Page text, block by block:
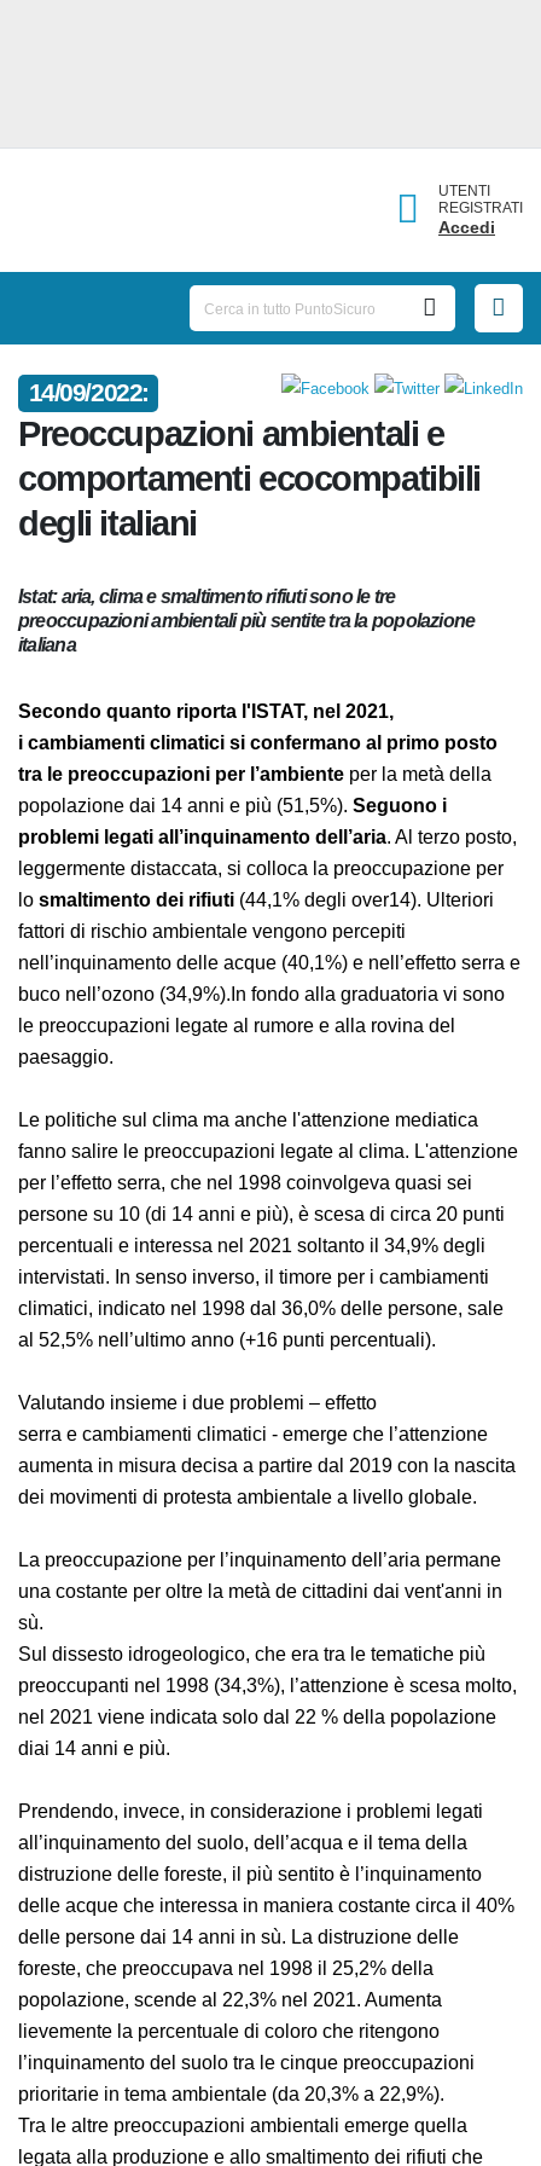
UTENTI
REGISTRATI
Accedi
14/09/2022:
Preoccupazioni ambientali e
comportamenti ecocompatibili
degli italiani
Istat: aria, clima e smaltimento rifiuti sono le tre
preoccupazioni ambientali più sentite tra la popolazione
italiana
Secondo quanto riporta l'ISTAT, nel 2021,
i cambiamenti climatici si confermano al primo
posto tra le preoccupazioni per l’ambienteper la
metà della popolazione dai 14 anni e più
(51,5%).Seguono i problemi legati all’inquinamento
dell’aria. Al terzo posto, leggermente distaccata, si
colloca la preoccupazione per losmaltimento dei
rifiuti(44,1% degli over14). Ulteriori fattori di rischio
ambientale vengono percepiti nell’inquinamento delle
acque (40,1%) e nell’effetto serra e buco nell’ozono
(34,9%).In fondo alla graduatoria vi sono le
preoccupazioni legate al rumore e alla rovina del
Le politiche sul clima ma anche l'attenzione mediatica
fanno salire le preoccupazioni legate al clima.
L'attenzione per l’effetto serra, che nel 1998
coinvolgeva quasi sei persone su 10 (di 14 anni e più), è
scesa di circa 20 punti percentuali e interessa nel 2021
soltanto il 34,9% degli intervistati. In senso inverso, il
timore per i cambiamenti climatici, indicato nel 1998
(+16 punti percentuali).
Valutando insieme i due problemi – effetto
serra e cambiamenti climatici - emerge che l’attenzione
nascita dei movimenti di protesta ambientale a livello
globale.
La preoccupazione per l’inquinamento dell’aria
permane una costante per oltre la metà de cittadini dai
vent'anni in sù.
Sul dissesto idrogeologico, che era tra le tematiche più
molto, nel 2021 viene indicata solo dal 22 % della
popolazione diai 14 anni e più.
Prendendo, invece, in considerazione i problemi legati
all’inquinamento del suolo, dell’acqua e il tema della
distruzione delle foreste, il più sentito è l’inquinamento
delle acque che interessa in maniera costante circa il
40% delle persone dai 14 anni in sù. La distruzione delle
foreste, che preoccupava nel 1998 il 25,2% della
popolazione, scende al 22,3% nel 2021. Aumenta
lievemente la percentuale di coloro che ritengono
l’inquinamento del suolo tra le cinque preoccupazioni